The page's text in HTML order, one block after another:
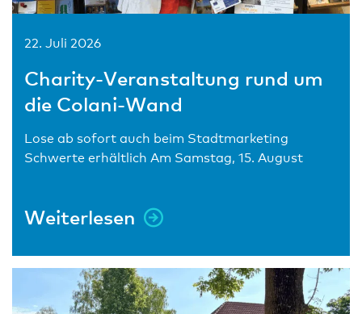
22. Juli 2026
Charity-Veranstaltung rund um
die Colani-Wand
Lose ab sofort auch beim Stadtmarketing
Schwerte erhältlich Am Samstag, 15. August
Weiterlesen